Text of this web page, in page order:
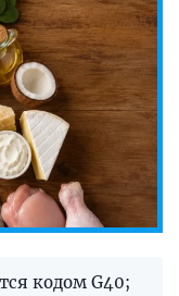
кодом G40;